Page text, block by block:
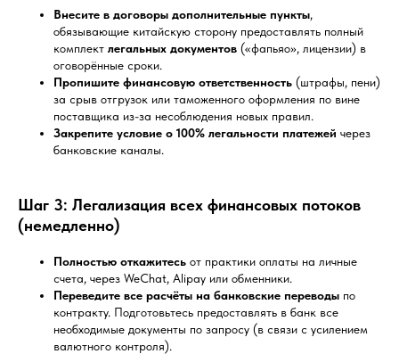
Внесите в договоры дополнительные пункты,
обязывающие китайскую сторону предоставлять полный
комплект легальных документов («фапьяо», лицензии) в
оговорённые сроки.
Пропишите финансовую ответственность (штрафы, пени)
за срыв отгрузок или таможенного оформления по вине
поставщика из-за несоблюдения новых правил.
Закрепите условие о 100% легальности платежей через
банковские каналы.
Шаг 3: Легализация всех финансовых потоков
(немедленно)
Полностью откажитесь от практики оплаты на личные
счета, через WeChat, Alipay или обменники.
Переведите все расчёты на банковские переводы по
контракту. Подготовьтесь предоставлять в банк все
необходимые документы по запросу (в связи с усилением
валютного контроля).